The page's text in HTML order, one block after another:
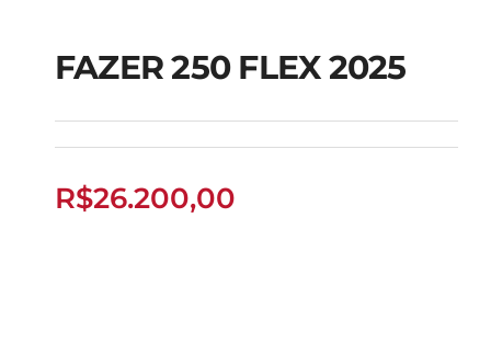
FAZER 250 FLEX 2025
FAZER 250 FLEX 2025
R$26.200,00